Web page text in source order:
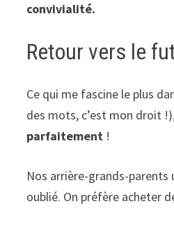
convivialité.
Retour vers le
Ce qui me fascine le plus
des mots, c’est mon droit
parfaitement !
Nos arrière-grands-parents
oublié. On préfère acheter